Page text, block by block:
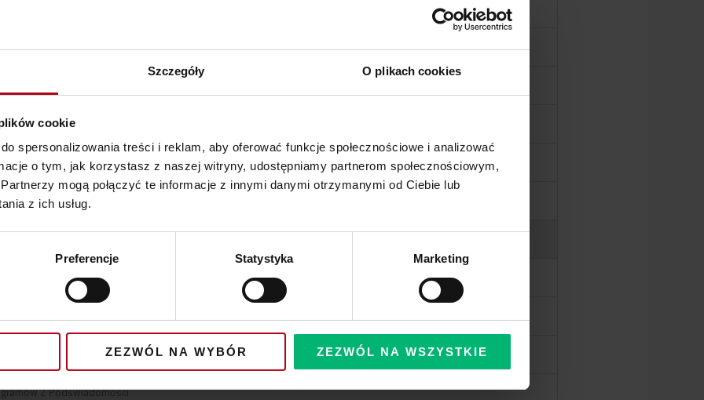
Szczegóły O plikach cookies
cookie
spersonalizowania treści i reklam, aby oferować funkcje społecznościowe i analizować
o tym, jak korzystasz z naszej witryny, udostępniamy partnerom społecznościowym,
mogą połączyć te informacje z innymi danymi otrzymanymi od Ciebie lub
z ich usług.
Preferencje Statystyka Marketing
ZEZWÓL NA WYBÓR ZEZWÓL NA WSZYSTKIE
Dzieciństwa
Po Przodkach
Z Ciała
Z Podświadomości